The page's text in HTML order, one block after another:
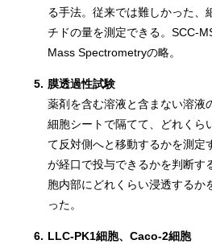
る手法。従来では難しかった、
チドの量を測定できる。SCC-
Mass Spectrometryの略。
5. 膜透過性試験
薬剤を含む溶液と含まない溶液
細胞シートで隔てて、どれくら
て反対側へと移動するかを測定
が経口で投与できるかを判断す
胞内部にどれくらい浸透するか
った。
6. LLC-PK1細胞、Caco-2細胞